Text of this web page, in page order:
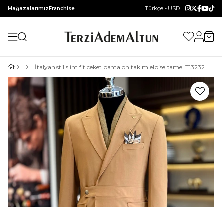
MağazalarımızFranchise Türkçe - USD
İtalyan stil slim fit ceket pantalon takım elbise camel T13232